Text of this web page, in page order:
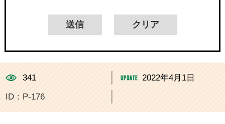
341 2022年4月1日
ID：P-176